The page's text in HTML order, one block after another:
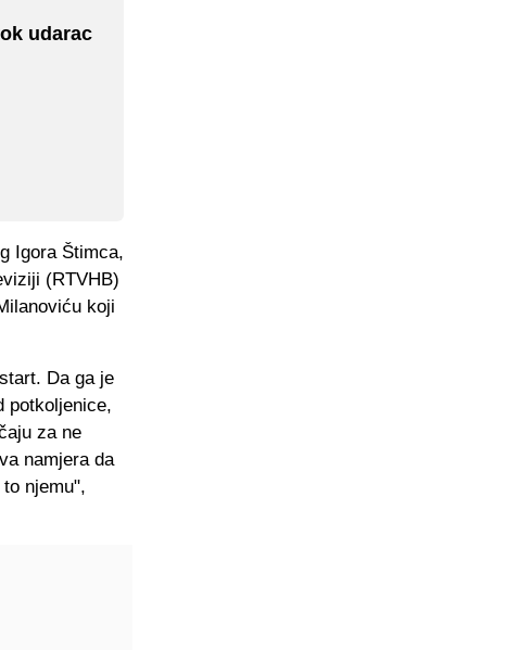
udarac
Igora Štimca,
(RTVHB)
koji
Da ga je
potkoljenice,
za ne
namjera da
njemu",